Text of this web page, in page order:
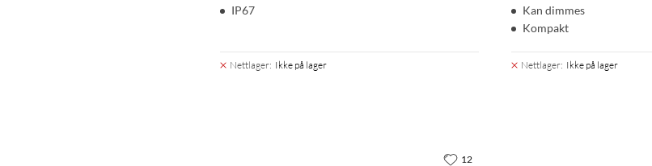
IP67
Nettlager: Ikke på lager
Kan dimmes
Kompakt
Nettlager: Ikke på lager
12